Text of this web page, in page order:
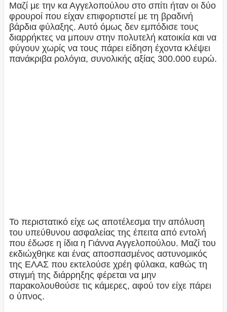
Μαζί με την κα Αγγελοπούλου στο σπίτι ήταν οι δύο
φρουροί που είχαν επιφορτιστεί με τη βραδινή
βάρδια φύλαξης. Αυτό όμως δεν εμπόδισε τους
διαρρήκτες να μπουν στην πολυτελή κατοικία και να
φύγουν χωρίς να τους πάρει είδηση έχοντα κλέψει
πανάκριβα ρολόγια, συνολικής αξίας 300.000 ευρώ.
Το περιστατικό είχε ως αποτέλεσμα την απόλυση
του υπεύθυνου ασφαλείας της έπειτα από εντολή
που έδωσε η ίδια η Γιάννα Αγγελοπούλου. Μαζί του
εκδιώχθηκε και ένας αποσπασμένος αστυνομικός
της ΕΛΑΣ που εκτελούσε χρέη φύλακα, καθώς τη
στιγμή της διάρρηξης φέρεται να μην
παρακολουθούσε τις κάμερες, αφού τον είχε πάρει
ο ύπνος.